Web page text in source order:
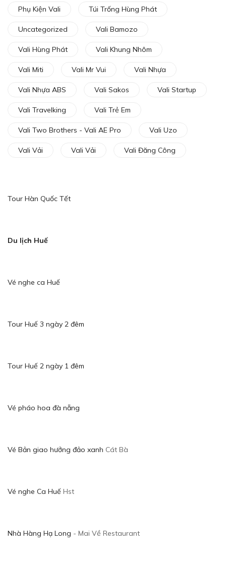
Phụ Kiện Vali Túi Trống Hùng Phát
Uncategorized Vali Bamozo
Vali Hùng Phát Vali Khung Nhôm
Vali Miti Vali Mr Vui Vali Nhựa
Vali Nhựa ABS Vali Sakos Vali Startup
Vali Travelking Vali Trẻ Em
Vali Two Brothers - Vali AE Pro Vali Uzo
Vali Vải Vali Vải Vali Đăng Công
Tour Hàn Quốc Tết
Du lịch Huế
Vé nghe ca Huế
Tour Huế 3 ngày 2 đêm
Tour Huế 2 ngày 1 đêm
Vé pháo hoa đà nẵng
Vé Bản giao hưởng đảo xanh Cát Bà
Vé nghe Ca Huế Hst
Nhà Hàng Hạ Long - Mai Về Restaurant